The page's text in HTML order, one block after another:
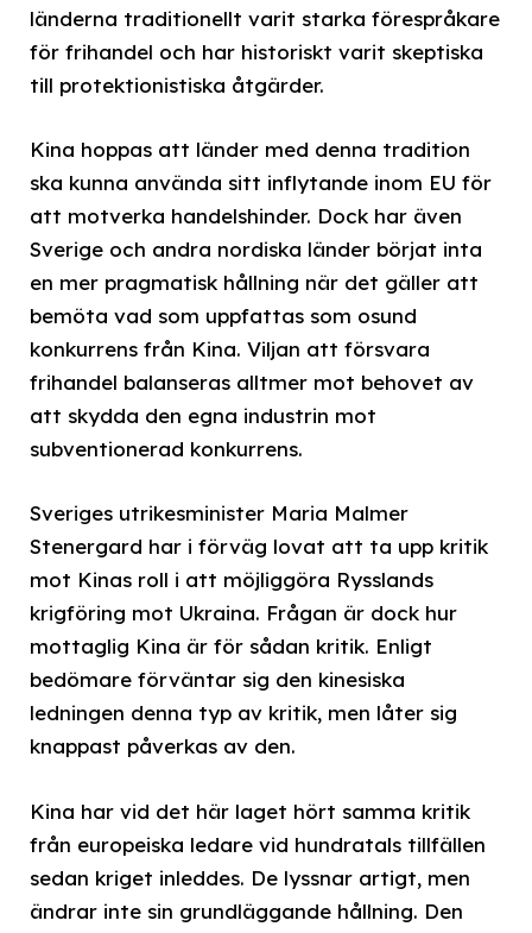
länderna traditionellt varit starka förespråkare
för frihandel och har historiskt varit skeptiska
till protektionistiska åtgärder.
Kina hoppas att länder med denna tradition
ska kunna använda sitt inflytande inom EU för
att motverka handelshinder. Dock har även
Sverige och andra nordiska länder börjat inta
en mer pragmatisk hållning när det gäller att
bemöta vad som uppfattas som osund
konkurrens från Kina. Viljan att försvara
frihandel balanseras alltmer mot behovet av
att skydda den egna industrin mot
subventionerad konkurrens.
Sveriges utrikesminister Maria Malmer
Stenergard har i förväg lovat att ta upp kritik
mot Kinas roll i att möjliggöra Rysslands
krigföring mot Ukraina. Frågan är dock hur
mottaglig Kina är för sådan kritik. Enligt
bedömare förväntar sig den kinesiska
ledningen denna typ av kritik, men låter sig
knappast påverkas av den.
Kina har vid det här laget hört samma kritik
från europeiska ledare vid hundratals tillfällen
sedan kriget inleddes. De lyssnar artigt, men
ändrar inte sin grundläggande hållning. Den